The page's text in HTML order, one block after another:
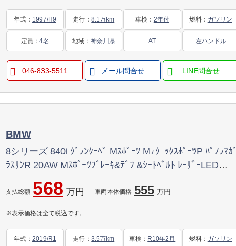
年式： 1997/H9 走行 ：8.1万km 車検 ： 2年付 燃料： ガソリン
定員 ： 4名 地域： 神奈川県 AT 左ハンドル
046-833-5511 メール問合せ
BMW
8シリーズ 840i ｸﾞﾗﾝｸｰﾍﾟ Mｽﾎﾟｰﾂ MﾃｸﾆｯｸｽﾎﾟｰﾂP ﾊﾟﾉﾗﾏｶﾞ
ﾗｽｻﾝR 20AW Mｽﾎﾟｰﾂﾌﾞﾚｰｷ&ﾃﾞﾌ &ｼｰﾄﾍﾞﾙﾄ ﾚｰｻﾞｰLED
ﾉﾌﾞﾗｯｸｲﾝﾃﾘｱ ﾗｲﾌﾞｺｯｸﾋﾟｯﾄ ｼﾞｪｽﾁｬｰC対応 2年保証
支払総額 568 万円 車両本体価格 555 万円
※表示価格は全て税込です。
年式： 2019/R1 走行 ：3.5万km 車検 ： R10年2月 燃料： ガソリン